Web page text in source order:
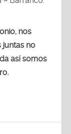
nos
juntas no
así somos